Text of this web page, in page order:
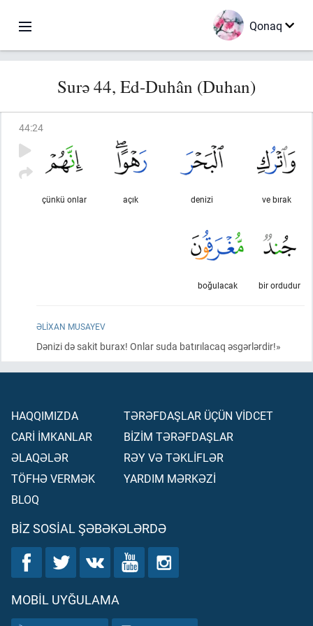
Qonaq
Surə 44, Ed-Duhân (Duhan)
44:24
ve bırak
denizi
açık
çünkü onlar
bir ordudur
boğulacak
ƏLIXAN MUSAYEV
Dənizi də sakit burax! Onlar suda batırılacaq əsgərlərdir!»
HAQQIMIZDA
CARİ İMKANLAR
ƏLAQƏLƏR
TÖFHƏ VERMƏK
BLOQ
TƏRƏFDAŞLAR ÜÇÜN VİDCET
BİZİM TƏRƏFDAŞLAR
RƏY VƏ TƏKLİFLƏR
YARDIM MƏRKƏZİ
BIZ SOSIAL ŞƏBƏKƏLƏRDƏ
MOBIL UYĞULAMA